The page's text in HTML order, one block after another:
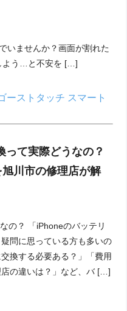
いませんか？画面が割れた
よう…と不安を […]
ーストタッチ スマート
て実際どうなの？
川市の修理店が解
の？ 「iPhoneのバッテリ
問に思っている方も多いの
換する必要ある？」「費用
の違いは？」など、バ […]